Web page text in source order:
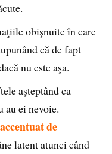
obişnuite în care
că de fapt
nu este aşa.
aşteptând ca
au ei nevoie.
de
latent atunci când